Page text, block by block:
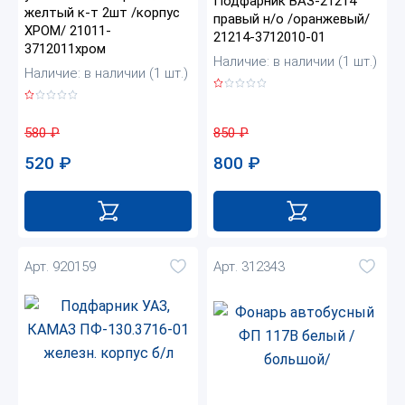
желтый к-т 2шт /корпус
ХРОМ/ 21011-
3712011хром
Наличие: в наличии (1 шт.)
580₽
520 ₽
правый н/о /оранжевый/
21214-3712010-01
Наличие: в наличии (1 шт.)
850₽
800 ₽
Арт. 920159 Арт. 312343